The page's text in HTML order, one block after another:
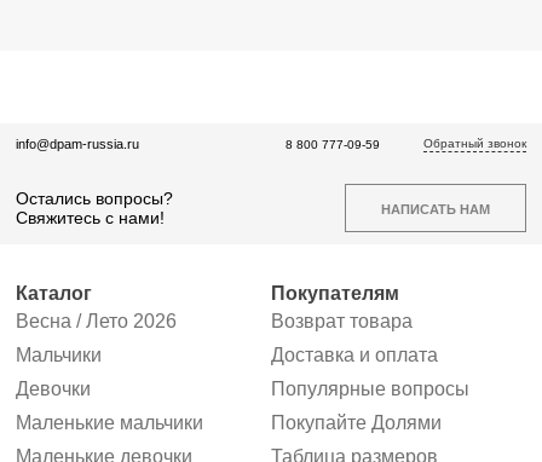
info@dpam-russia.ru
Остались вопросы?
Свяжитесь с нами!
НАПИСАТЬ НАМ
8 800 777-09-59 Обратный звонок
Каталог
Весна / Лето 2026
Мальчики
Девочки
Маленькие мальчики
Маленькие девочки
Покупателям
Возврат товара
Доставка и оплата
Популярные вопросы
Покупайте Долями
Таблица размеров